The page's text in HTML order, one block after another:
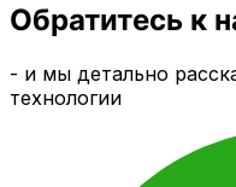
Обратитесь к
- и мы детально
технологии